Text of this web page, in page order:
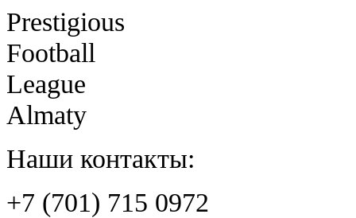
Prestigious
Football
League
Almaty
Наши контакты:
+7 (701) 715 0972